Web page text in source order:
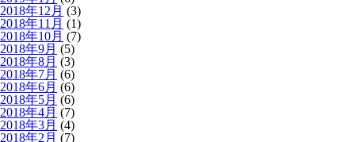
2018年12月 (3)
2018年11月 (1)
2018年10月 (7)
2018年9月 (5)
2018年8月 (3)
2018年7月 (6)
2018年6月 (6)
2018年5月 (6)
2018年4月 (7)
2018年3月 (4)
2018年2月 (7)